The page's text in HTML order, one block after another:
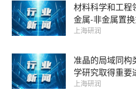
材料科学和工程
金属-非金属置换
上海研润
准晶的局域同构
学研究取得重要
上海研润